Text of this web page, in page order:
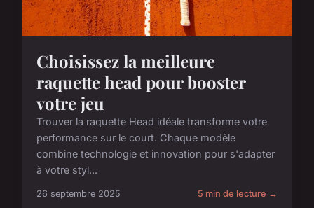
Choisissez la meilleure
raquette head pour booster
votre jeu
Trouver la raquette Head idéale transforme votre
performance sur le court. Chaque modèle
combine technologie et innovation pour s'adapter
à votre styl...
26 septembre 2025 5 min de lecture →